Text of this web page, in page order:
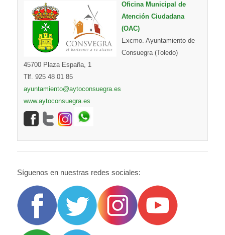
Oficina Municipal de
Atención Ciudadana
(OAC)
Excmo. Ayuntamiento de
Consuegra (Toledo)
45700 Plaza España, 1
Tlf. 925 48 01 85
ayuntamiento@aytoconsuegra.es
www.aytoconsuegra.es
Síguenos en nuestras redes sociales: